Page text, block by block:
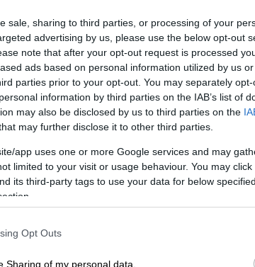
sale, sharing to third parties, or processing of your
advertising by us, please use the below opt-out
note that after your opt-out request is processed
ads based on personal information utilized by us
parties prior to your opt-out. You may separately
information by third parties on the IAB’s list of
may also be disclosed by us to third parties on the
may further disclose it to other third parties.
app uses one or more Google services and may
limited to your visit or usage behaviour. You may
its third-party tags to use your data for below
Opt Outs
Sharing of my personal data.
life|04.03.2020 15:35
Φυτόπουλος:
αυτόν που κουτσαίνει
ψυχοθεραπευτής και
γιατρός πιστεύει
για τη θεραπεία της, αρκεί να